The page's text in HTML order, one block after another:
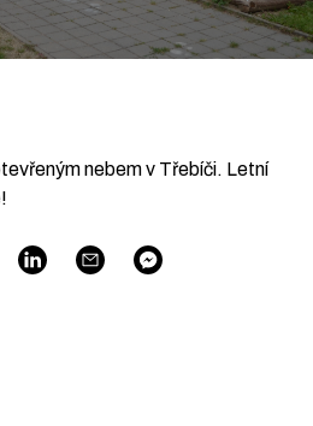
nebem v Třebíči. Letní